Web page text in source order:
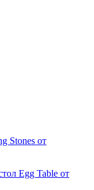
Stones от
Egg Table от